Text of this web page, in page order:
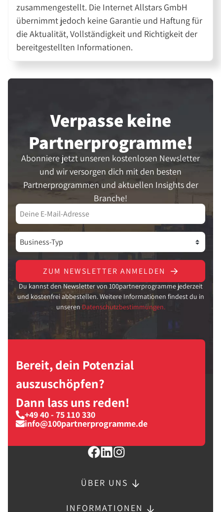
zusammengestellt. Die Internet Allstars GmbH
übernimmt jedoch keine Garantie und Haftung für
die Aktualität, Vollständigkeit und Richtigkeit der
bereitgestellten Informationen.
Verpasse keine
Partner­programme!
Abonniere jetzt unseren kostenlosen Newsletter
und wir versorgen dich mit den besten
Partnerprogrammen und aktuellen Insights der
Branche!
ZUM NEWSLETTER ANMELDEN
Du kannst den Newsletter von 100partnerprogramme jederzeit
und kostenfrei abbestellen. Weitere Informationen findest du in
unseren Datenschutzbestimmungen.
Bereit, dein Potenzial
auszuschöpfen?
Dann lass uns reden!
+49 40 - 75 110 330
info@100partnerprogramme.de
ÜBER UNS
INFORMATIONEN